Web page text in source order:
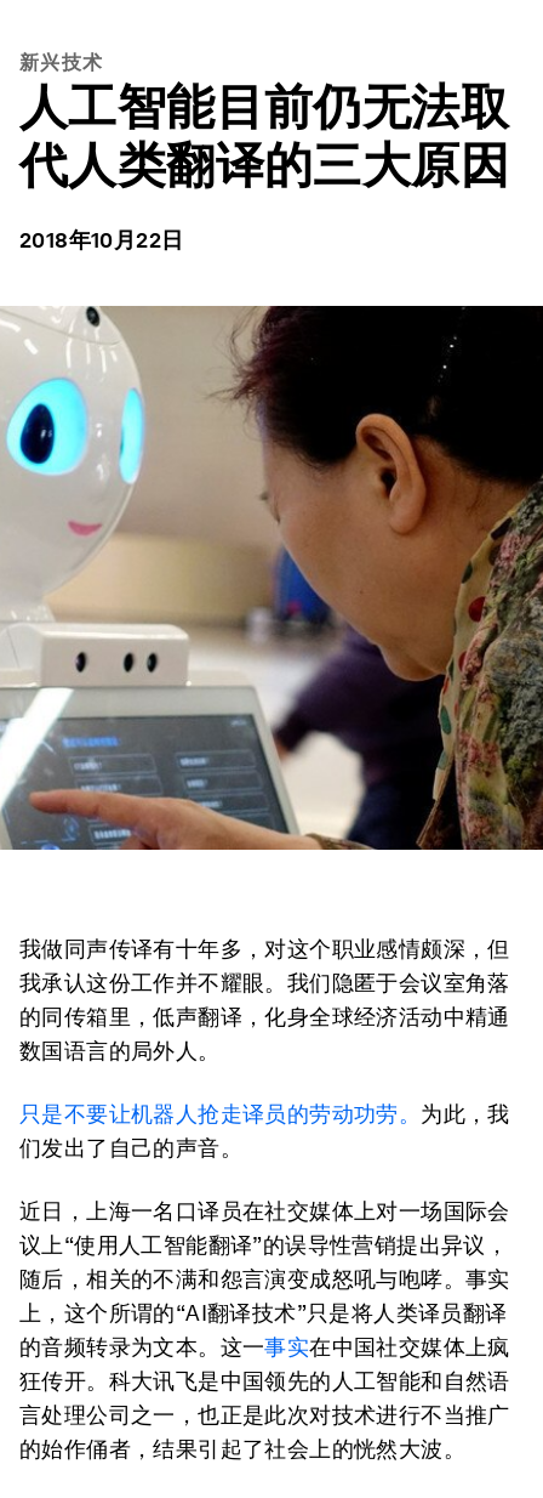
新兴技术
人工智能目前仍无法取
代人类翻译的三大原因
2018年10月22日
我做同声传译有十年多，对这个职业感情颇深，但
我承认这份工作并不耀眼。我们隐匿于会议室角落
的同传箱里，低声翻译，化身全球经济活动中精通
数国语言的局外人。
只是不要让机器人抢走译员的劳动功劳。 为此，我
们发出了自己的声音。
近日，上海一名口译员在社交媒体上对一场国际会
议上“使用人工智能翻译”的误导性营销提出异议，
随后，相关的不满和怨言演变成怒吼与咆哮。事实
上，这个所谓的“AI翻译技术”只是将人类译员翻译
的音频转录为文本。这一事实在中国社交媒体上疯
狂传开。科大讯飞是中国领先的人工智能和自然语
言处理公司之一，也正是此次对技术进行不当推广
的始作俑者，结果引起了社会上的恍然大波。